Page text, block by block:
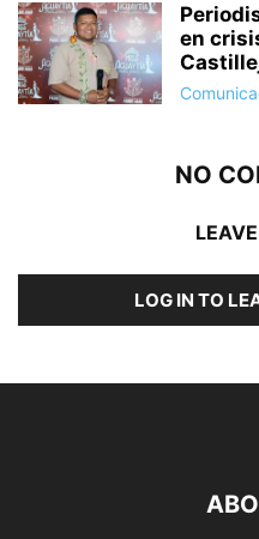
en
NO
LOG IN TO